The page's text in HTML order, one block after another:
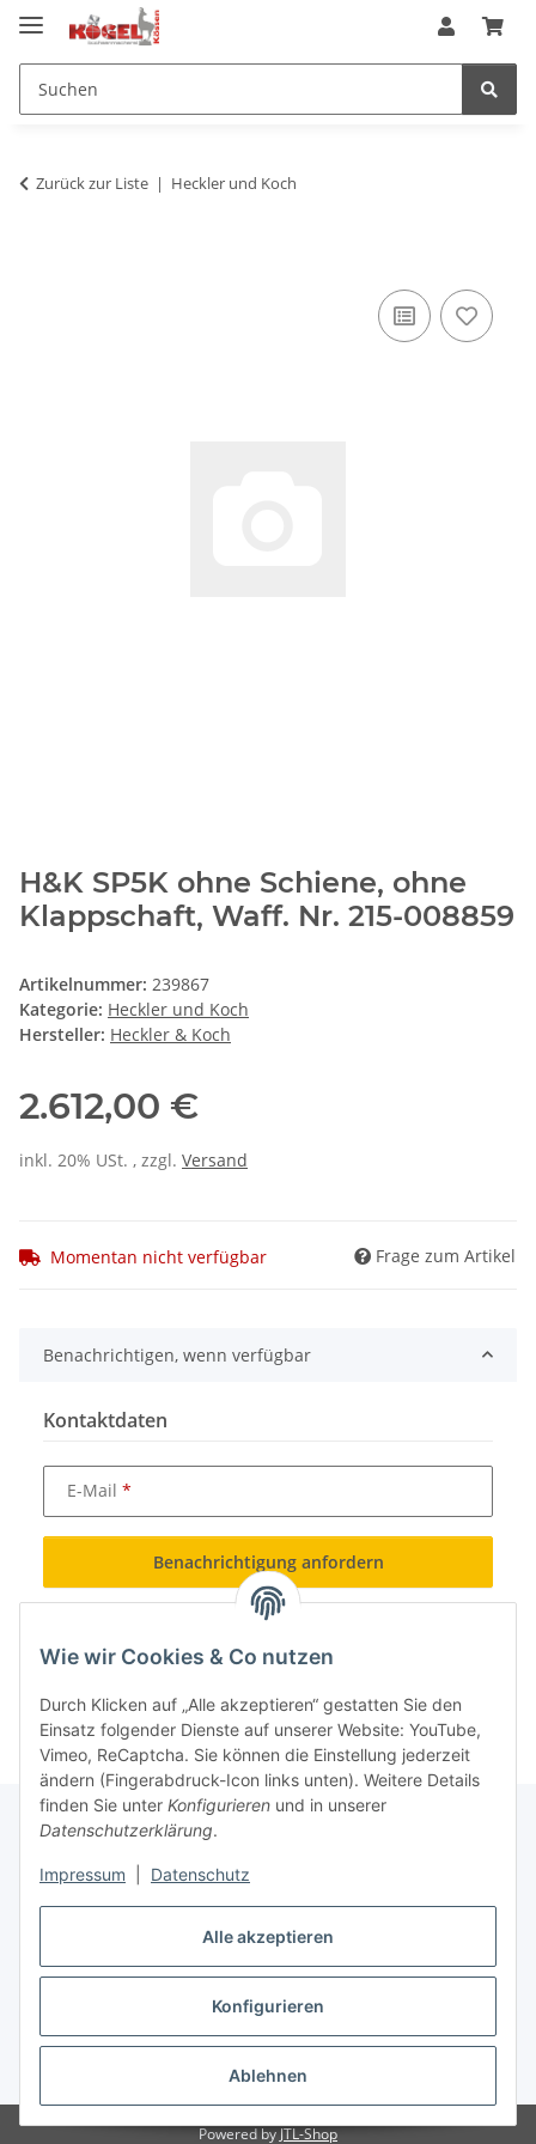
Alle akzeptieren
Konfigurieren
Ablehnen
Wie wir Cookies & Co nutzen
Durch Klicken auf „Alle akzeptieren“ gestatten Sie den
Einsatz folgender Dienste auf unserer Website: YouTube,
Vimeo, ReCaptcha. Sie können die Einstellung jederzeit
ändern (Fingerabdruck-Icon links unten). Weitere Details
finden Sie unter Konfigurieren und in unserer
Datenschutzerklärung.
Impressum Datenschutz
Zurück zur Liste Heckler und Koch
H&K SP5K ohne Schiene, ohne
Klappschaft, Waff. Nr. 215-008859
Artikelnummer: 239867
Kategorie: Heckler und Koch
Hersteller: Heckler & Koch
2.612,00 €
inkl. 20% USt. , zzgl. Versand
Momentan nicht verfügbar Frage zum Artikel
Benachrichtigen, wenn verfügbar
Kontaktdaten
E-Mail
Benachrichtigung anfordern
Informationen
Gesetzliche Informationen
Vertrag widerrufen
* Alle Preise inkl. gesetzlicher USt., zzgl.Versand
Powered byJTL-Shop